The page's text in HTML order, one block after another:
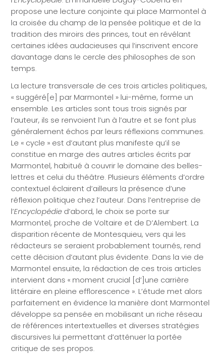
propose une lecture conjointe qui place Marmontel à
la croisée du champ de la pensée politique et de la
tradition des miroirs des princes, tout en révélant
certaines idées audacieuses qui l’inscrivent encore
davantage dans le cercle des philosophes de son
temps.
La lecture transversale de ces trois articles politiques,
« suggéré[e] par Marmontel » lui-même, forme un
ensemble. Les articles sont tous trois signés par
l’auteur, ils se renvoient l’un à l’autre et se font plus
généralement échos par leurs réflexions communes.
Le « cycle » est d’autant plus manifeste qu’il se
constitue en marge des autres articles écrits par
Marmontel, habitué à couvrir le domaine des belles-
lettres et celui du théâtre. Plusieurs éléments d’ordre
contextuel éclairent d’ailleurs la présence d’une
réflexion politique chez l’auteur. Dans l’entreprise de
l’Encyclopédie d’abord, le choix se porte sur
Marmontel, proche de Voltaire et de D’Alembert. La
disparition récente de Montesquieu, vers qui les
rédacteurs se seraient probablement tournés, rend
cette décision d’autant plus évidente. Dans la vie de
Marmontel ensuite, la rédaction de ces trois articles
intervient dans « moment crucial [d’]une carrière
littéraire en pleine efflorescence ». L’étude met alors
parfaitement en évidence la manière dont Marmontel
développe sa pensée en mobilisant un riche réseau
de références intertextuelles et diverses stratégies
discursives lui permettant d’atténuer la portée
critique de ses propos.